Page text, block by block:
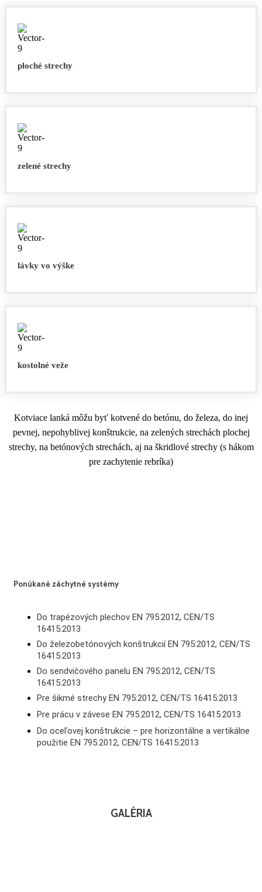
ploché strechy
zelené strechy
lávky vo výške
kostolné veže
Kotviace lanká môžu byť kotvené do betónu, do železa, do inej
pevnej, nepohyblivej konštrukcie, na zelených strechách plochej
strechy, na betónových strechách, aj na škridlové strechy (s hákom
pre zachytenie rebríka)
Ponúkané záchytné systémy
Do trapézových plechov EN 795:2012, CEN/TS
16415:2013
Do železobetónových konštrukcií EN 795:2012, CEN/TS
16415:2013
Do sendvičového panelu EN 795:2012, CEN/TS
16415:2013
Pre šikmé strechy EN 795:2012, CEN/TS 16415:2013
Pre prácu v závese EN 795:2012, CEN/TS 16415:2013
Do oceľovej konštrukcie – pre horizontálne a vertikálne
použitie EN 795:2012, CEN/TS 16415:2013
GALÉRIA